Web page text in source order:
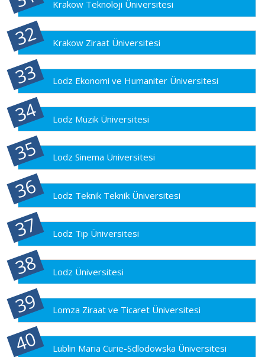
Krakow Teknoloji Üniversitesi
Krakow Ziraat Üniversitesi
Lodz Ekonomi ve Humaniter Üniversitesi
Lodz Müzik Üniversitesi
Lodz Sinema Üniversitesi
Lodz Teknik Teknik Üniversitesi
Lodz Tıp Üniversitesi
Lodz Üniversitesi
Lomza Ziraat ve Ticaret Üniversitesi
Lublin Maria Curie-Sdlodowska Üniversitesi